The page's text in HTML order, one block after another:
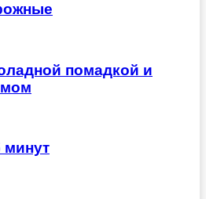
помадкой и
минут